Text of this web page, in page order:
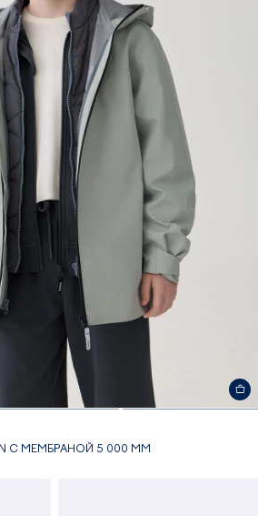
С МЕМБРАНОЙ 5 000 ММ